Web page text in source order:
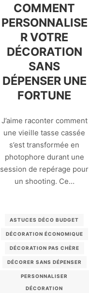
COMMENT
PERSONNALISE
R VOTRE
DÉCORATION
SANS
DÉPENSER UNE
FORTUNE
J’aime raconter comment
une vieille tasse cassée
s’est transformée en
photophore durant une
session de repérage pour
un shooting. Ce…
ASTUCES DÉCO BUDGET
DÉCORATION ÉCONOMIQUE
DÉCORATION PAS CHÈRE
DÉCORER SANS DÉPENSER
PERSONNALISER
DÉCORATION